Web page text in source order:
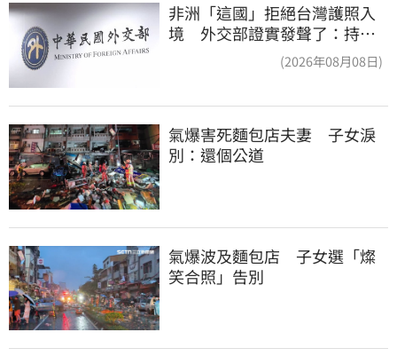
非洲「這國」拒絕台灣護照入
境 外交部證實發聲了：持續
(2026年08月08日)
氣爆害死麵包店夫妻　子女淚
別：還個公道
氣爆波及麵包店　子女選「燦
笑合照」告別